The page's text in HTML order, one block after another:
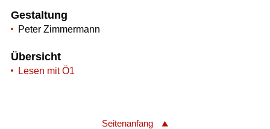
Gestaltung
Peter Zimmermann
Übersicht
Lesen mit Ö1
Seitenanfang